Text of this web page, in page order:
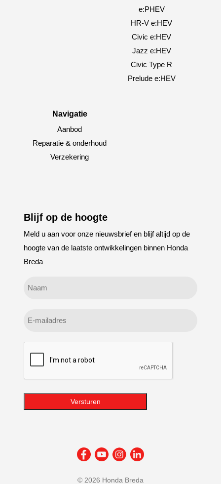
e:PHEV
HR-V e:HEV
Civic e:HEV
Jazz e:HEV
Civic Type R
Prelude e:HEV
Navigatie
Aanbod
Reparatie & onderhoud
Verzekering
Blijf op de hoogte
Meld u aan voor onze nieuwsbrief en blijf altijd op de
hoogte van de laatste ontwikkelingen binnen Honda
Breda
Versturen
© 2026 Honda Breda